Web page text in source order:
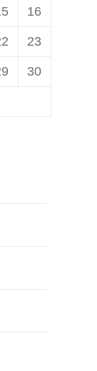
16
23
30